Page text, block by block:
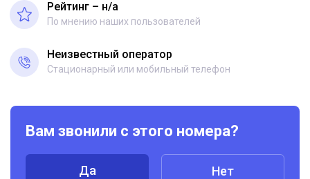
Рейтинг – н/a
По мнению наших пользователей
Неизвестный оператор
Стационарный или мобильный телефон
Вам звонили с этого номера?
Да Нет